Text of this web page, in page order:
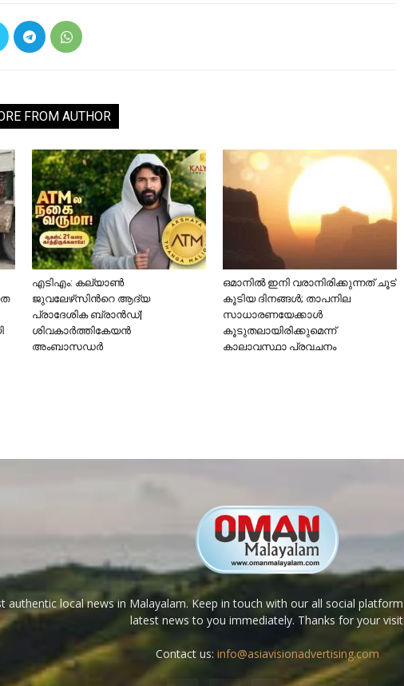
FROM AUTHOR
എടിഎം: കല്യാണ്‍
ജുവലേഴ്‌സിന്‍റെ ആദ്യ
പ്രാദേശിക ബ്രാന്‍ഡ്|
ശിവകാര്‍ത്തികേയന്‍
അംബാസഡര്‍
ഒമാനിൽ ഇനി വരാനിരിക്കുന്നത് ചൂട്
കൂടിയ ദിനങ്ങൾ; താപനില
സാധാരണയേക്കാൾ
കൂടുതലായിരിക്കുമെന്ന്
കാലാവസ്ഥാ പ്രവചനം
authentic local news in Malayalam. Keep in touch with our all social
latest news to you immediately. Thanks for your visit.
Contact us: info@asiavisionadvertising.com